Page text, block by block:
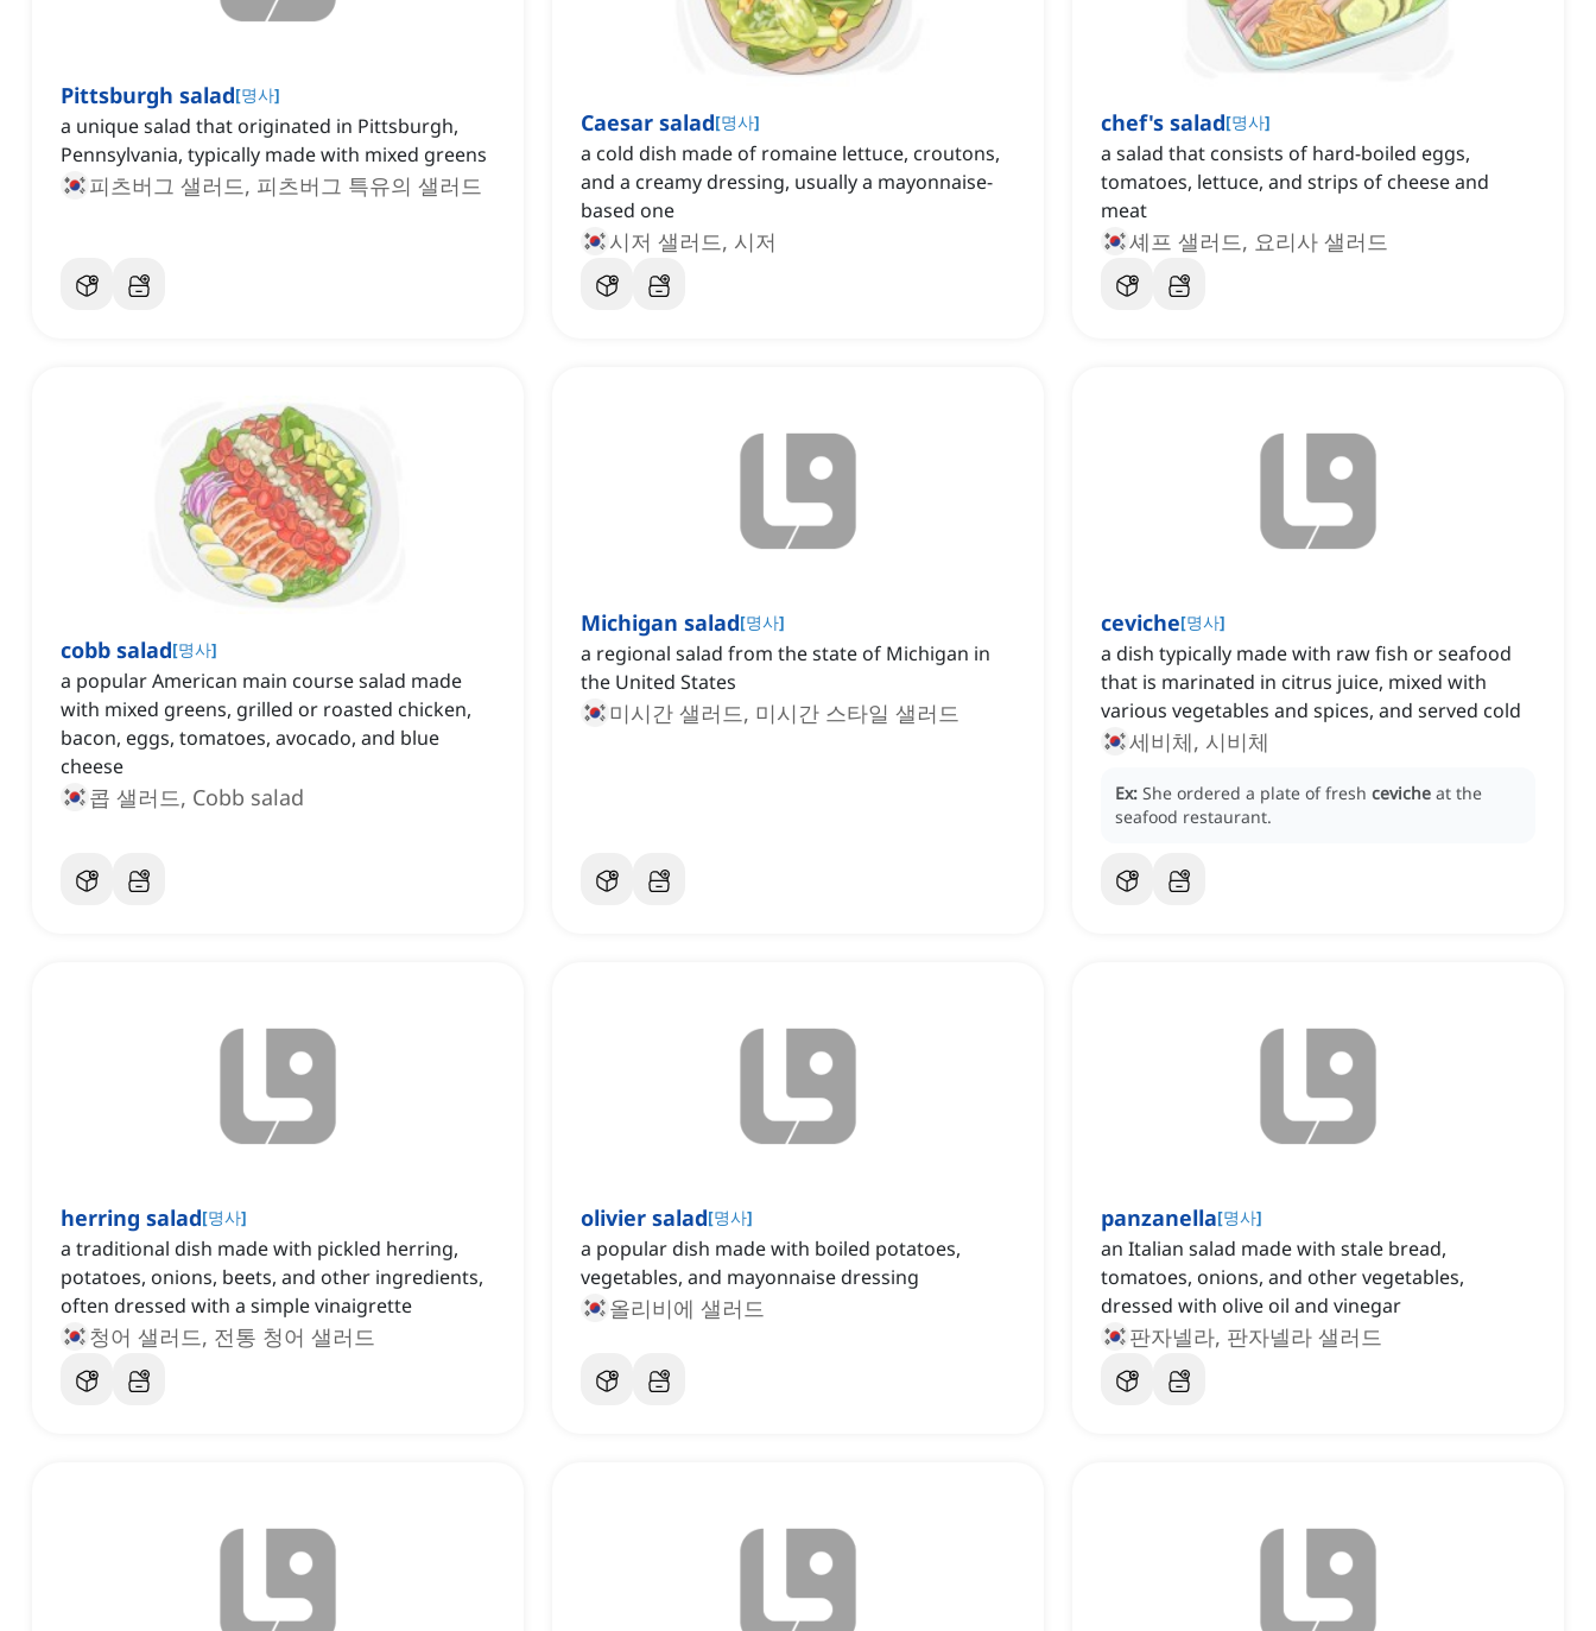
Pittsburgh salad[명사]
a unique salad that originated in Pittsburgh,
Pennsylvania, typically made with mixed greens
피츠버그 샐러드, 피츠버그 특유의 샐러드
Caesar salad[명사]
a cold dish made of romaine lettuce, croutons,
and a creamy dressing, usually a mayonnaise-
based one
시저 샐러드, 시저
chef's salad[명사]
‌a salad that consists of hard-boiled eggs,
tomatoes, lettuce, and strips of cheese and
meat
셰프 샐러드, 요리사 샐러드
cobb salad[명사]
a popular American main course salad made
with mixed greens, grilled or roasted chicken,
bacon, eggs, tomatoes, avocado, and blue
cheese
콥 샐러드, Cobb salad
Michigan salad[명사]
a regional salad from the state of Michigan in
the United States
미시간 샐러드, 미시간 스타일 샐러드
ceviche[명사]
a dish typically made with raw fish or seafood
that is marinated in citrus juice, mixed with
various vegetables and spices, and served cold
세비체, 시비체
Ex: She ordered a plate of fresh ceviche at the
seafood restaurant.
herring salad[명사]
a traditional dish made with pickled herring,
potatoes, onions, beets, and other ingredients,
often dressed with a simple vinaigrette
청어 샐러드, 전통 청어 샐러드
olivier salad[명사]
a popular dish made with boiled potatoes,
vegetables, and mayonnaise dressing
올리비에 샐러드
panzanella[명사]
an Italian salad made with stale bread,
tomatoes, onions, and other vegetables,
dressed with olive oil and vinegar
판자넬라, 판자넬라 샐러드